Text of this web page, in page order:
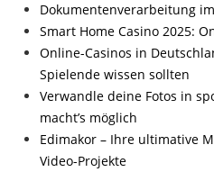
Dokumentenverarbeitung
Smart Home Casino 2025:
Online-Casinos in
Spielende wissen sollten
Verwandle deine Fotos in
macht’s möglich
Edimakor – Ihre ultimative
Video-Projekte